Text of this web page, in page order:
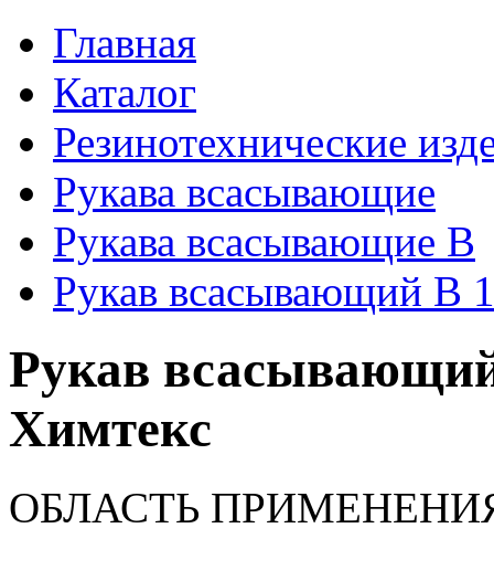
Главная
Каталог
Резинотехнические
Рукава всасывающие
Рукава всасывающие В
Рукав всасывающий В
Рукав
Химтекс
ОБЛАСТЬ